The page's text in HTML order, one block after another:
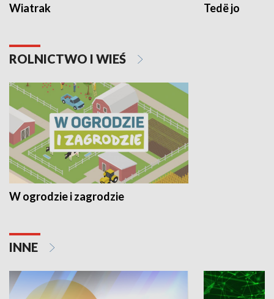
Wiatrak Tedë jo
ROLNICTWO I WIEŚ
W ogrodzie i zagrodzie
INNE